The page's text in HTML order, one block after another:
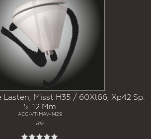
Lasten, Misst H35 / 60Xl66, Xp42 Sp.
5-12 Mm
ACC-VT-MAV-1429
RIF